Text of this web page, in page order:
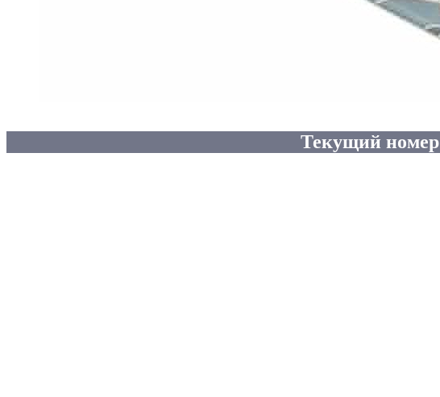
Текущий номер